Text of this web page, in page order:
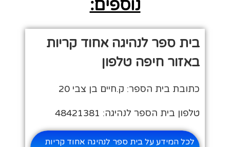
נוספים:
בית ספר לנהיגה אחוד קריות
באזור חיפה טלפון
כתובת בית הספר: ק.חיים בן צבי 20
טלפון בית הספר לנהיגה: 48421381
לכל המידע על בית ספר לנהיגה אחוד קריות